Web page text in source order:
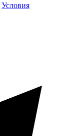
Условия